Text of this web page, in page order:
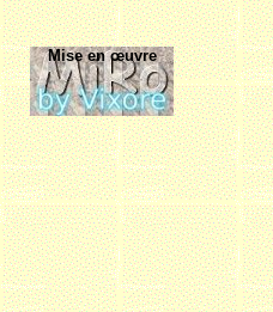
Mise en œuvre